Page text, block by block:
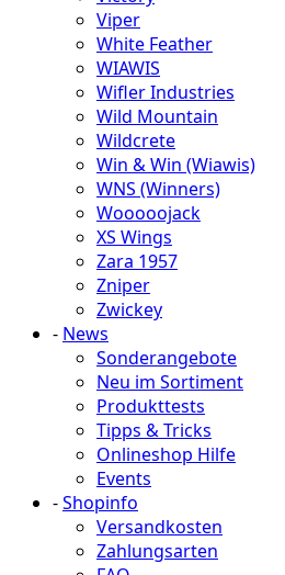
Viper
White Feather
WIAWIS
Wifler Industries
Wild Mountain
Wildcrete
Win & Win (Wiawis)
WNS (Winners)
Wooooojack
XS Wings
Zara 1957
Zniper
Zwickey
- News
Sonderangebote
Neu im Sortiment
Produkttests
Tipps & Tricks
Onlineshop Hilfe
Events
-Shopinfo
Versandkosten
Zahlungsarten